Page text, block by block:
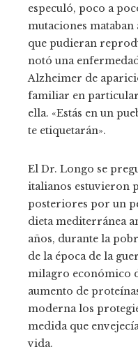
especuló, poco a
mutaciones mataban
que pudieran
notó una
Alzheimer de
familiar en
ella. «Estás en un
te etiquetarán».
El Dr. Longo se
italianos estuvieron
posteriores por un
dieta mediterránea
años, durante la
de la época de la
milagro económico
aumento de
moderna los
medida que
vida.